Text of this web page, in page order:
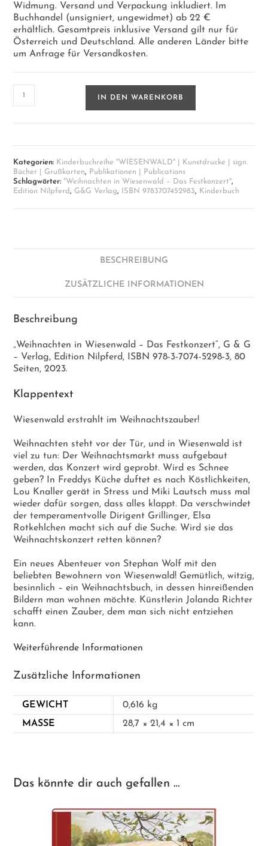
Widmung. Versand und Verpackung inkludiert. Im
Buchhandel (unsigniert, ungewidmet) ab 22 €
erhältlich. Gesamtpreis inklusive Versand gilt nur für
Österreich und Deutschland. Alle anderen Länder bitte
um Anfrage für Versandkosten.
"Weihnachten
Menge
IN DEN WARENKORB
Kategorien: Kinderbuchreihe "WIESENWALD" | Kunstdrucke | sign.
Bücher | Grußkarten,
Publikationen | Publications
Schlagwörter: "Weihnachten in Wiesenwald – Das Festkonzert",
Edition Nilpferd, G&G Verlag, ISBN 9783707452983, Kinderbuch
BESCHREIBUNG
ZUSÄTZLICHE INFORMATIONEN
Beschreibung
„Weihnachten in Wiesenwald – Das Festkonzert“, G & G
– Verlag, Edition Nilpferd, ISBN 978-3-7074-5298-3, 80
Seiten, 2023.
Klappentext
Wiesenwald erstrahlt im Weihnachtszauber!
Weihnachten steht vor der Tür, und in Wiesenwald ist
viel zu tun: Der Weihnachtsmarkt muss aufgebaut
werden, das Konzert wird geprobt. Wird es Schnee
geben? In Freddys Küche duftet es nach Köstlichkeiten,
Lou Knaller gerät in Stress und Miki Lautsch muss mal
wieder dafür sorgen, dass alles klappt. Da verschwindet
der temperamentvolle Dirigent Grillinger, Elsa
Rotkehlchen macht sich auf die Suche. Wird sie das
Weihnachtskonzert retten können?
Ein neues Abenteuer von Stephan Wolf mit den
beliebten Bewohnern von Wiesenwald! Gemütlich, witzig,
besinnlich – ein Weihnachtsbuch, in dessen hinreißenden
Bildern man wohnen möchte. Künstlerin Jolanda Richter
schafft einen Zauber, dem man sich nicht entziehen
kann.
Weiterführende Informationen
Zusätzliche Informationen
GEWICHT
0,616 kg
MASSE
28,7 × 21,4 × 1 cm
Das könnte dir auch gefallen …